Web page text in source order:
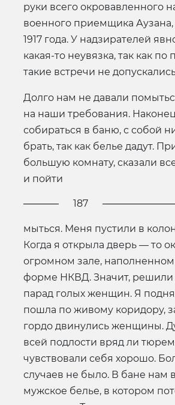
руки всего окровавленного
военного приемщика
1917 года. У надзирателей
какая-то неувязка, так как по
такие встречи не
Долго нам не давали
на наши требования.
собираться в баню, с собой
брать, так как белье дадут.
большую комнату, сказали
и пойти
187
мыться. Меня пустили в
Когда я открыла дверь — то
огромном зале,
форме НКВД. Значит, решили
парад голых женщин. Я
пошла по живому коридору,
гордо двинулись женщины.
всей подлости вряд ли
чувствовали себя хорошо.
случаев не было. В бане нам
мужское белье, в котором